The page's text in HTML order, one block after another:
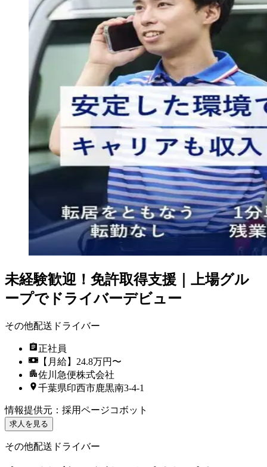
未経験歓迎！免許取得支援｜上場グル
ープでドライバーデビュー
その他配送ドライバー
正社員
【月給】24.8万円〜
佐川急便株式会社
千葉県印西市鹿黒南3-4-1
情報提供元 ： 採用ページコボット
求人を見る
その他配送ドライバー